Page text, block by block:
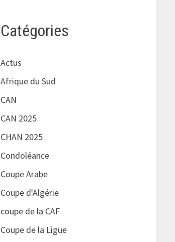
Catégories
Actus
Afrique du Sud
CAN
CAN 2025
CHAN 2025
Condoléance
Coupe Arabe
Coupe d'Algérie
coupe de la CAF
Coupe de la Ligue